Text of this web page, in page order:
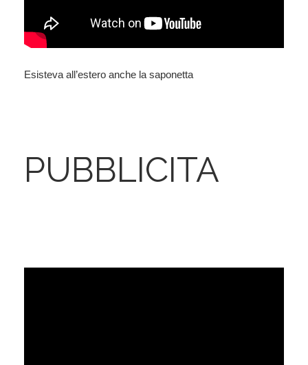
Esisteva all’estero anche la saponetta
PUBBLICITA